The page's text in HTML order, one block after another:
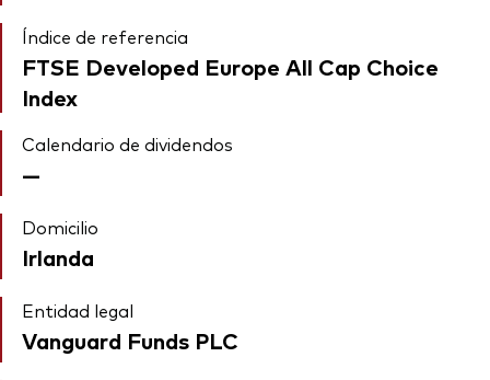
Índice de referencia
FTSE Developed Europe All Cap Choice
Index
Calendario de dividendos
—
Domicilio
Irlanda
Entidad legal
Vanguard Funds PLC